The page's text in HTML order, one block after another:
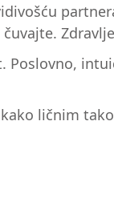
ličnim